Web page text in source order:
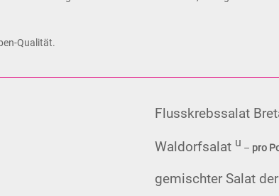
Qualität.
Flusskrebssalat
Waldorfsalat u – pro
gemischter Salat